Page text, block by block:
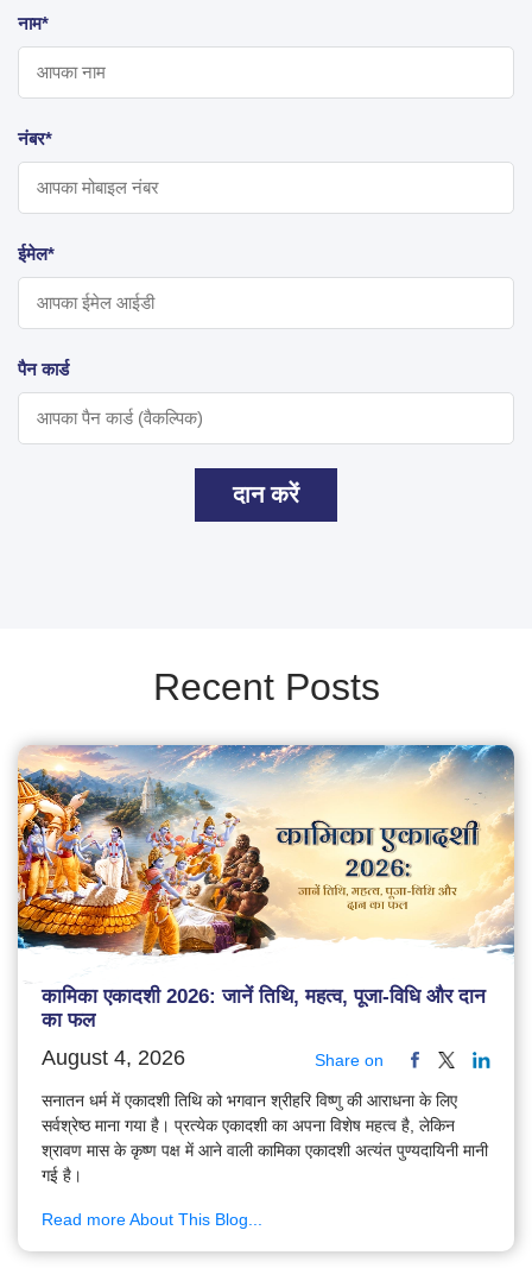
नाम*
नंबर*
ईमेल*
पैन कार्ड
दान करें
Recent Posts
कामिका एकादशी 2026: जानें तिथि, महत्व, पूजा-विधि और दान
का फल
August 4, 2026 Share on
सनातन धर्म में एकादशी तिथि को भगवान श्रीहरि विष्णु की आराधना के लिए
सर्वश्रेष्ठ माना गया है। प्रत्येक एकादशी का अपना विशेष महत्व है, लेकिन
श्रावण मास के कृष्ण पक्ष में आने वाली कामिका एकादशी अत्यंत पुण्यदायिनी मानी
गई है।
Read more About This Blog...